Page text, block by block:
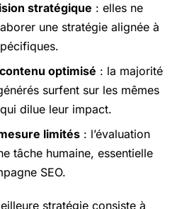
stratégique : elles ne
une stratégie alignée à
optimisé : la majorité
surfent sur les mêmes
dilue leur impact.
limités : l’évaluation
tâche humaine, essentielle
SEO.
stratégie consiste à